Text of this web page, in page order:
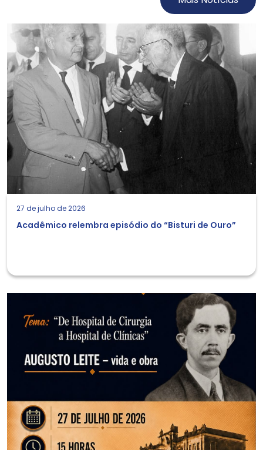
27 de julho de 2026
Acadêmico relembra episódio do “Bisturi de Ouro”